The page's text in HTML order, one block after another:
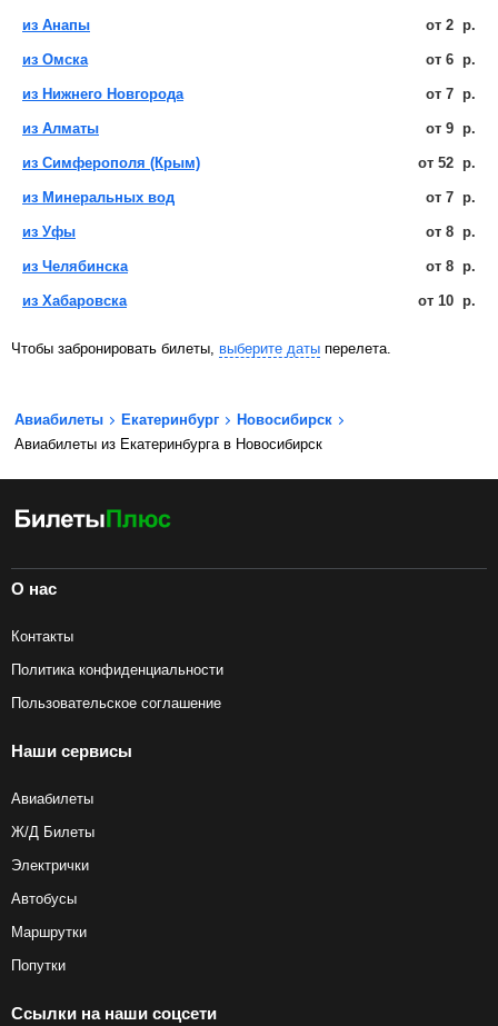
из Анапы от 2 р.
из Омска от 6 р.
из Нижнего Новгорода от 7 р.
из Алматы от 9 р.
из Симферополя (Крым) от 52 р.
из Минеральных вод от 7 р.
из Уфы от 8 р.
из Челябинска от 8 р.
из Хабаровска от 10 р.
Чтобы забронировать билеты, выберите даты перелета.
Авиабилеты Екатеринбург
Новосибирск
Авиабилеты из Екатеринбурга в Новосибирск
О нас
Контакты
Политика конфиденциальности
Пользовательское соглашение
Наши сервисы
Авиабилеты
Ж/Д Билеты
Электрички
Автобусы
Маршрутки
Попутки
Ссылки на наши соцсети